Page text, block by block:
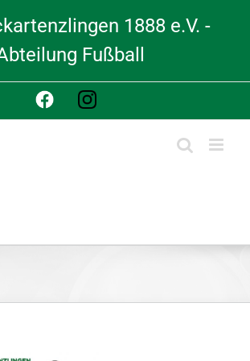
1888 e.V. -
Fußball
FacebookInstagram